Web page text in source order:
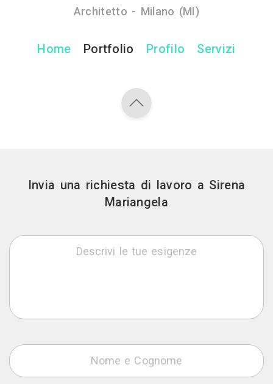
Architetto - Milano (MI)
Home Portfolio Profilo Servizi
Invia una richiesta di lavoro a Sirena
Mariangela